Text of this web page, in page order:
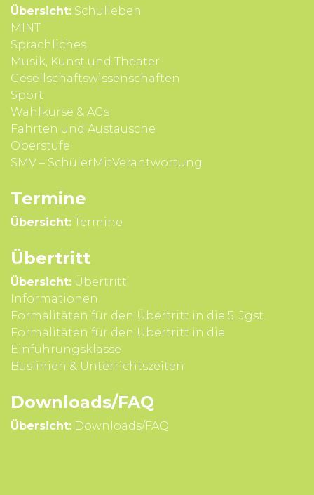
Übersicht: Schulleben
MINT
Sprach­liches
Musik, Kunst und Theater
Gesell­schafts­wissen­schaften
Sport
Wahl­kurse & AGs
Fahrten und Aus­tausche
Ober­stufe
SMV – SchülerMitVerantwortung
Termine
Übersicht: Termine
Übertritt
Übersicht: Übertritt
Infor­mationen
Formali­täten für den Über­tritt in die 5. Jgst.
Formali­täten für den Über­tritt in die
Einführungsklasse
Buslinien & Unterrichts­zeiten
Downloads/FAQ
Übersicht: Downloads/FAQ